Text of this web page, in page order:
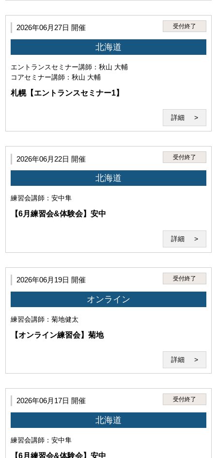
第4条（禁止事項）
1.利用者は、本サービスのセミナー受講その他に際して、以
下の行為を行ってはなりません。
(1)本サービスを利用する権利を他者に譲渡し、使用さ
せ、売買し、名義を変更し、質権を設定しまたは担保に
供する行為
(2)当研究所または講師その他第三者の名誉、信用、著作
権、特許権、実用新案権、意匠権、商標権、肖像権、プ
ライバシーを侵害する行為。
(5)犯罪・違法行為、公序良俗に反する行為
2026年06月27日 開催 受付終了
北海道
エントランスセミナー講師：秋山 大輔
コアセミナー講師：秋山 大輔
札幌【エントランスセミナー1】
詳細
2026年06月22日 開催 受付終了
北海道
練習会講師：安中隼
【6月練習会&体験会】安中
詳細
2026年06月19日 開催 受付終了
オンライン
練習会講師：菊地健太
【オンライン練習会】菊地
詳細
2026年06月17日 開催 受付終了
北海道
練習会講師：安中隼
【6月練習会&体験会】安中